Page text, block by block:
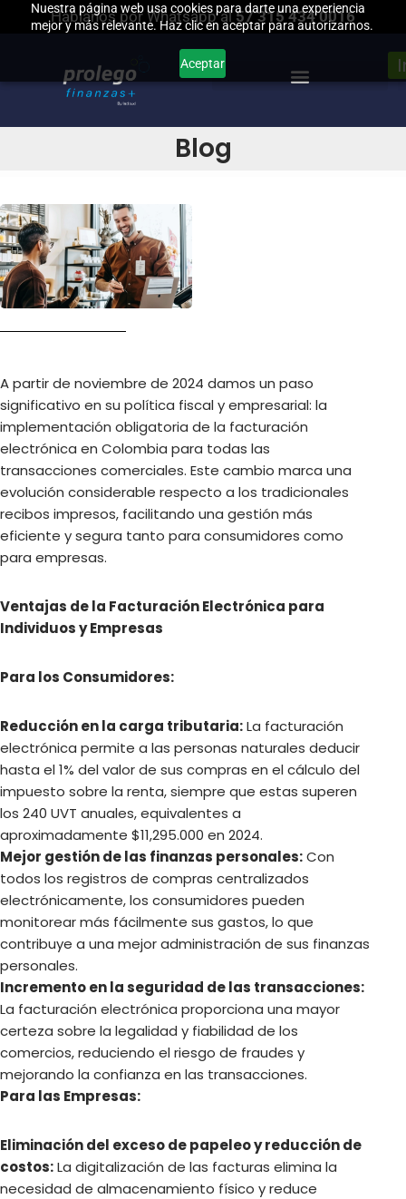
Nuestra página web usa cookies para darte una experiencia
mejor y más relevante. Haz clic en aceptar para autorizarnos.
Aceptar
contenido
Háblanos por Whatsapp al57 315 434 0016
Blog
A partir de noviembre de 2024 damos un paso
significativo en su política fiscal y empresarial: la
implementación obligatoria de la facturación
electrónica en Colombia para todas las
transacciones comerciales. Este cambio marca una
evolución considerable respecto a los tradicionales
recibos impresos, facilitando una gestión más
eficiente y segura tanto para consumidores como
para empresas.
Ventajas de la Facturación Electrónica para
Individuos y Empresas
Para los Consumidores:
Reducción en la carga tributaria:La facturación
electrónica permite a las personas naturales deducir
hasta el 1% del valor de sus compras en el cálculo del
impuesto sobre la renta, siempre que estas superen
los 240 UVT anuales, equivalentes a
aproximadamente $11,295.000 en 2024.
Mejor gestión de las finanzas personales:Con
todos los registros de compras centralizados
electrónicamente, los consumidores pueden
monitorear más fácilmente sus gastos, lo que
contribuye a una mejor administración de sus finanzas
personales.
Incremento en la seguridad de las transacciones:
La facturación electrónica proporciona una mayor
certeza sobre la legalidad y fiabilidad de los
comercios, reduciendo el riesgo de fraudes y
mejorando la confianza en las transacciones.
Para las Empresas:
Eliminación del exceso de papeleo y reducción de
costos:La digitalización de las facturas elimina la
necesidad de almacenamiento físico y reduce